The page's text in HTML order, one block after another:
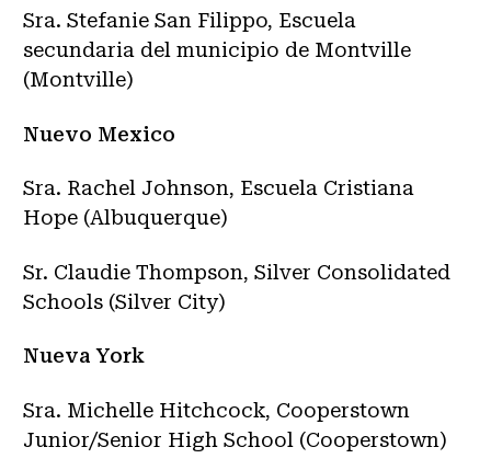
Sra. Stefanie San Filippo, Escuela
secundaria del municipio de Montville
(Montville)
Nuevo Mexico
Sra. Rachel Johnson, Escuela Cristiana
Hope (Albuquerque)
Sr. Claudie Thompson, Silver Consolidated
Schools (Silver City)
Nueva York
Sra. Michelle Hitchcock, Cooperstown
Junior/Senior High School (Cooperstown)